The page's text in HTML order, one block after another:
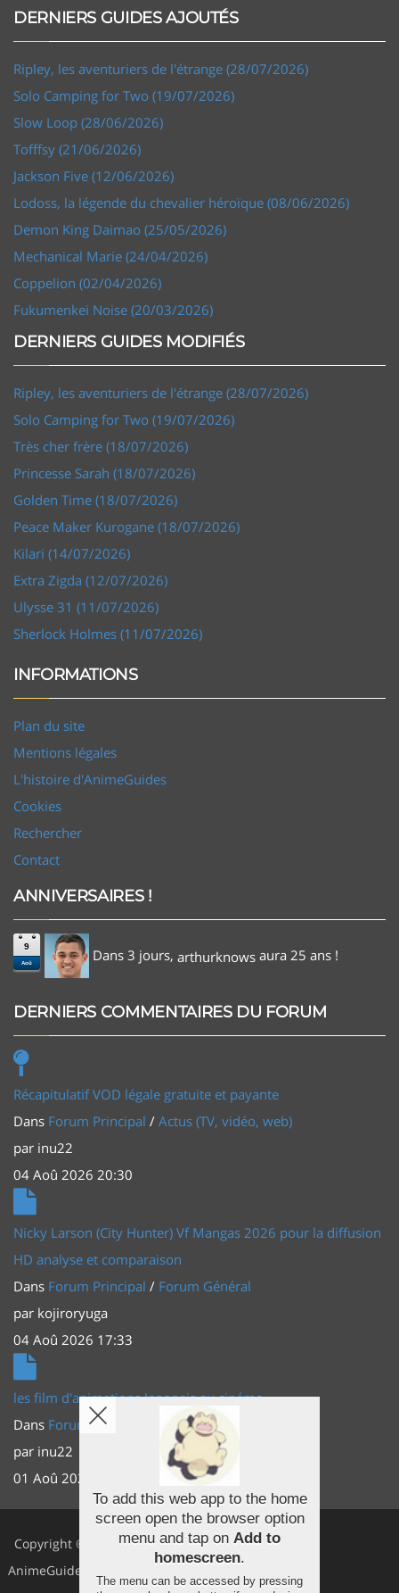
DERNIERS GUIDES AJOUTÉS
Ripley, les aventuriers de l'étrange (28/07/2026)
Solo Camping for Two (19/07/2026)
Slow Loop (28/06/2026)
Tofffsy (21/06/2026)
Jackson Five (12/06/2026)
Lodoss, la légende du chevalier héroïque (08/06/2026)
Demon King Daimao (25/05/2026)
Mechanical Marie (24/04/2026)
Coppelion (02/04/2026)
Fukumenkei Noise (20/03/2026)
DERNIERS GUIDES MODIFIÉS
Ripley, les aventuriers de l'étrange (28/07/2026)
Solo Camping for Two (19/07/2026)
Très cher frère (18/07/2026)
Princesse Sarah (18/07/2026)
Golden Time (18/07/2026)
Peace Maker Kurogane (18/07/2026)
Kilari (14/07/2026)
Extra Zigda (12/07/2026)
Ulysse 31 (11/07/2026)
Sherlock Holmes (11/07/2026)
INFORMATIONS
Plan du site
Mentions légales
L'histoire d'AnimeGuides
Cookies
Rechercher
Contact
ANNIVERSAIRES !
9
Aoû Dans 3 jours, arthurknows aura 25 ans !
DERNIERS COMMENTAIRES DU FORUM
Récapitulatif VOD légale gratuite et payante
Dans Forum Principal / Actus (TV, vidéo, web)
par inu22
04 Aoû 2026 20:30
Nicky Larson (City Hunter) Vf Mangas 2026 pour la diffusion
HD analyse et comparaison
Dans Forum Principal / Forum Général
par kojiroryuga
04 Aoû 2026 17:33
les film d'animations Japonais au cinéma
Dans Forum Principal
Actus (TV, vidéo, web)
par inu22
01 Aoû 2026 20:56
Copyright ©
AnimeGuides
Facebook
Youtube
To add this web app to the home
screen open the browser option
menu and tap on Add to
homescreen.
The menu can be accessed by pressing